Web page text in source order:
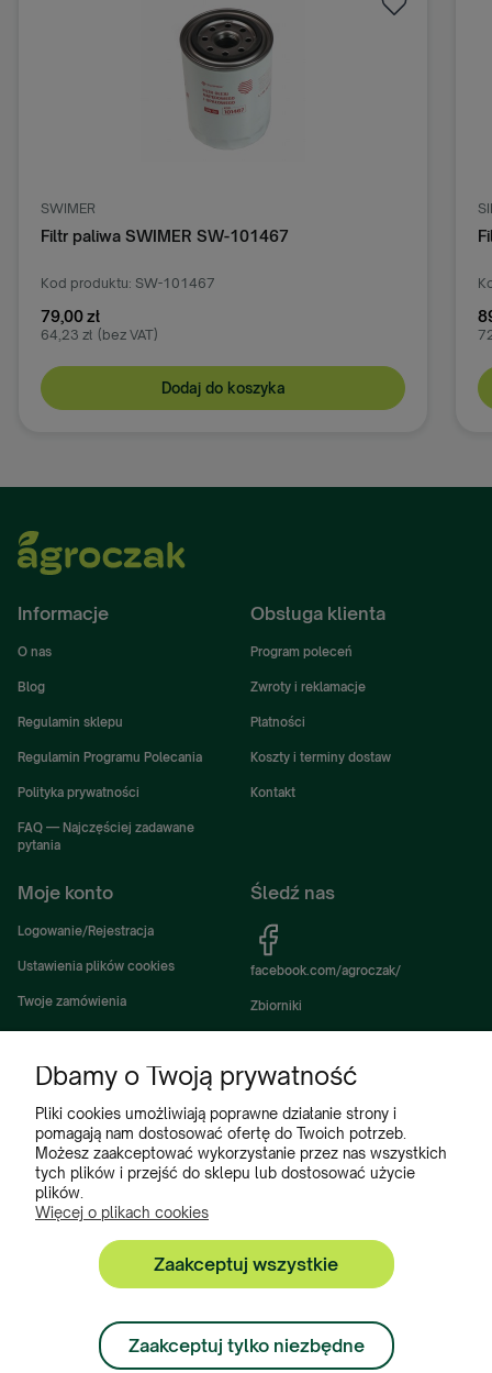
SWIMER
Filtr paliwa SWIMER SW-101467
Kod produktu: SW-101467
79,00 zł
64,23 zł (bez VAT)
Dodaj do koszyka
Informacje
O nas
Blog
Regulamin sklepu
Regulamin Programu Polecania
Polityka prywatności
FAQ — Najczęściej zadawane
pytania
Obsługa klienta
Program poleceń
Zwroty i reklamacje
Płatności
Koszty i terminy dostaw
Kontakt
Moje konto
Logowanie/Rejestracja
Ustawienia plików cookies
Twoje zamówienia
Ulubione
Śledź nas
facebook.com/agroczak/
Zbiorniki
Akcesoria i wyposażenie zbiorników
Zbiorniki na deszczówkę
Częsci do maszyn rolniczych
Części do ciągników
Zbiorniki, Program Poleceń, Akcesoria do zbiorników:
+48 222 508 449
Dbamy o Twoją prywatność
Pliki cookies umożliwiają poprawne działanie strony i
pomagają nam dostosować ofertę do Twoich potrzeb.
Możesz zaakceptować wykorzystanie przez nas wszystkich
tych plików i przejść do sklepu lub dostosować użycie
plików.
Więcej o plikach cookies
Zaakceptuj wszystkie
Zaakceptuj tylko niezbędne